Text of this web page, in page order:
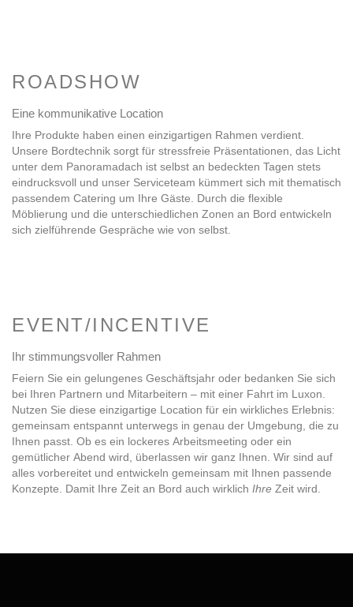
ROADSHOW
Eine kommunikative Location
Ihre Produkte haben einen einzigartigen Rahmen verdient.
Unsere Bordtechnik sorgt für stressfreie Präsentationen, das Licht
unter dem Panoramadach ist selbst an bedeckten Tagen stets
eindrucksvoll und unser Serviceteam kümmert sich mit thematisch
passendem Catering um Ihre Gäste. Durch die flexible
Möblierung und die unterschiedlichen Zonen an Bord entwickeln
sich zielführende Gespräche wie von selbst.
EVENT/INCENTIVE
Ihr stimmungsvoller Rahmen
Feiern Sie ein gelungenes Geschäftsjahr oder bedanken Sie sich
bei Ihren Partnern und Mitarbeitern – mit einer Fahrt im Luxon.
Nutzen Sie diese einzigartige Location für ein wirkliches Erlebnis:
gemeinsam entspannt unterwegs in genau der Umgebung, die zu
Ihnen passt. Ob es ein lockeres Arbeitsmeeting oder ein
gemütlicher Abend wird, überlassen wir ganz Ihnen. Wir sind auf
alles vorbereitet und entwickeln gemeinsam mit Ihnen passende
Konzepte. Damit Ihre Zeit an Bord auch wirklich Ihre Zeit wird.